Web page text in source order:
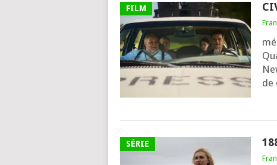
FILM
de
SÉRIE